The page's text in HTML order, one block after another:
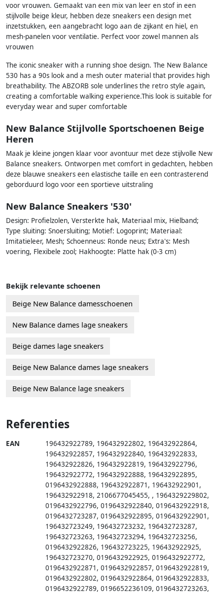
voor vrouwen. Gemaakt van een mix van leer en stof in een
stijlvolle beige kleur, hebben deze sneakers een design met
inzetstukken, een aangebracht logo aan de zijkant en hiel, en
mesh-panelen voor ventilatie. Perfect voor zowel mannen als
vrouwen
The iconic sneaker with a running shoe design. The New Balance
530 has a 90s look and a mesh outer material that provides high
breathability. The ABZORB sole underlines the retro style again,
creating a comfortable walking experience.This look is suitable for
everyday wear and super comfortable
New Balance Stijlvolle Sportschoenen Beige
Heren
Maak je kleine jongen klaar voor avontuur met deze stijlvolle New
Balance sneakers. Ontworpen met comfort in gedachten, hebben
deze blauwe sneakers een elastische taille en een contrasterend
geborduurd logo voor een sportieve uitstraling
New Balance Sneakers '530'
Design: Profielzolen, Versterkte hak, Materiaal mix, Hielband;
Type sluiting: Snoersluiting; Motief: Logoprint; Materiaal:
Imitatieleer, Mesh; Schoenneus: Ronde neus; Extra's: Mesh
voering, Flexibele zool; Hakhoogte: Platte hak (0-3 cm)
Bekijk relevante schoenen
Beige New Balance damesschoenen
New Balance dames lage sneakers
Beige dames lage sneakers
Beige New Balance dames lage sneakers
Beige New Balance lage sneakers
Referenties
EAN 196432922789, 196432922802, 196432922864,
196432922857, 196432922840, 196432922833,
196432922826, 196432922819, 196432922796,
196432922772, 196432922888, 196432922895,
0196432922888, 196432922871 , 196432922901 ,
196432922918, 2106677045455, , 1964329229802,
0196432922796, 0196432922840, 0196432922918,
0196432723287, 0196432922895, 0196432922901 ,
196432723249, 196432723232, 196432723287,
196432723263, 196432723294, 196432723256,
0196432922826, 196432723225, 196432922925,
196432723270, 0196432922925, 0196432922772,
0196432922871 , 0196432922857, 0196432922819,
0196432922802, 0196432922864, 0196432922833,
0196432922789, 0196652236109, 0196432723263,